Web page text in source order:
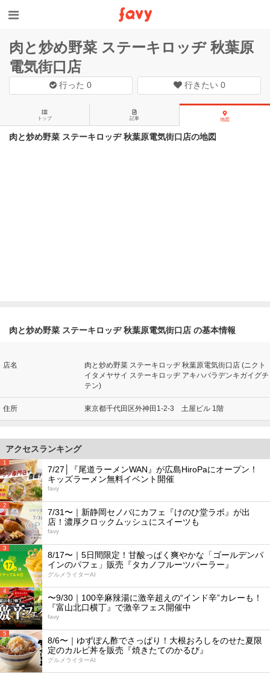
肉と炒め野菜 ステーキロッヂ 秋葉原
電気街口店
行った0 行きたい 0
トップ 記事 地図
肉と炒め野菜 ステーキロッヂ 秋葉原電気街口店の地図
肉と炒め野菜 ステーキロッヂ 秋葉原電気街口店 の基本情報
店名
肉と炒め野菜 ステーキロッヂ 秋葉原電気街口店 (ニクト
イタメヤサイ ステーキロッヂ アキハバラデンキガイグチ
テン)
住所 東京都千代田区外神田1-2-3 土屋ビル 1階
アクセスランキング
1
7/27│『尾道ラーメンWAN』が広島HiroPaにオープン！
キッズラーメン無料イベント開催
favy
2
7/31〜｜新静岡セノバにカフェ『けのひ堂ラボ』が出
店！濃厚クロックムッシュにスイーツも
favy
3
8/17〜｜5日間限定！甘酸っぱく爽やかな「ゴールデンパ
インのパフェ」販売『タカノフルーツパーラー』
グルメライターAI
4
〜9/30｜100辛麻辣湯に激辛超えの“インド辛”カレーも！
『富山北口横丁』で激辛フェス開催中
favy
5
8/6〜｜ゆずぽん酢でさっぱり！大根おろしをのせた夏限
定のカルビ丼を販売『焼きたてのかるび』
グルメライターAI